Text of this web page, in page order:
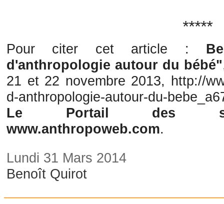
*****
Pour citer cet article :
d'anthropologie autour du bébé"
21 et 22 novembre 2013, http://
d-anthropologie-autour-du-
Le Portail des
www.anthropoweb.com.
Lundi 31 Mars 2014
Benoît Quirot